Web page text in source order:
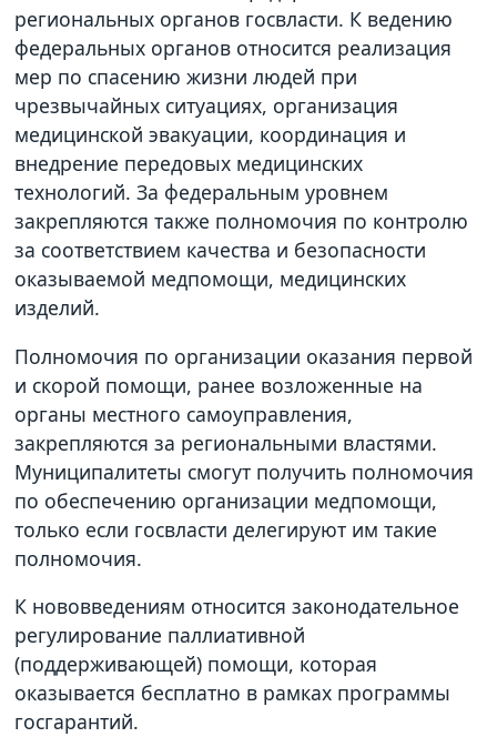
региональных органов госвласти. К ведению
федеральных органов относится реализация
мер по спасению жизни людей при
чрезвычайных ситуациях, организация
медицинской эвакуации, координация и
внедрение передовых медицинских
технологий. За федеральным уровнем
закрепляются также полномочия по контролю
за соответствием качества и безопасности
оказываемой медпомощи, медицинских
изделий.
Полномочия по организации оказания первой
и скорой помощи, ранее возложенные на
органы местного самоуправления,
закрепляются за региональными властями.
Муниципалитеты смогут получить полномочия
по обеспечению организации медпомощи,
только если госвласти делегируют им такие
полномочия.
К нововведениям относится законодательное
регулирование паллиативной
(поддерживающей) помощи, которая
оказывается бесплатно в рамках программы
госгарантий.